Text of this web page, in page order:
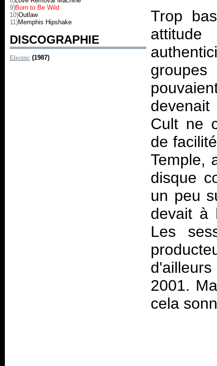
9)Born to Be Wild
10)Outlaw
11)Memphis Hipshake
DISCOGRAPHIE
Electric (1987)
Trop
Cult ne
de
Temple,
disque
un peu
devait à
Les
2001.